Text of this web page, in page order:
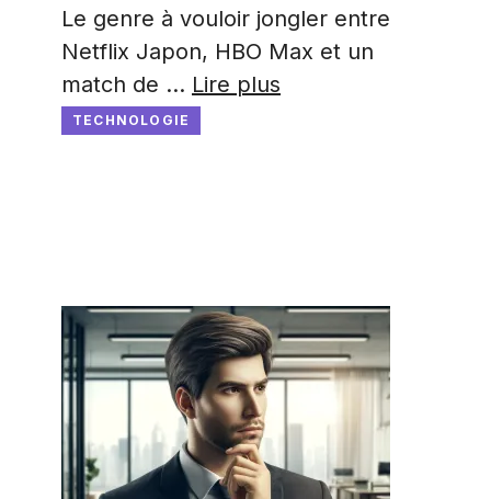
Le genre à vouloir jongler entre
Netflix Japon, HBO Max et un
match de … Lire plus
TECHNOLOGIE